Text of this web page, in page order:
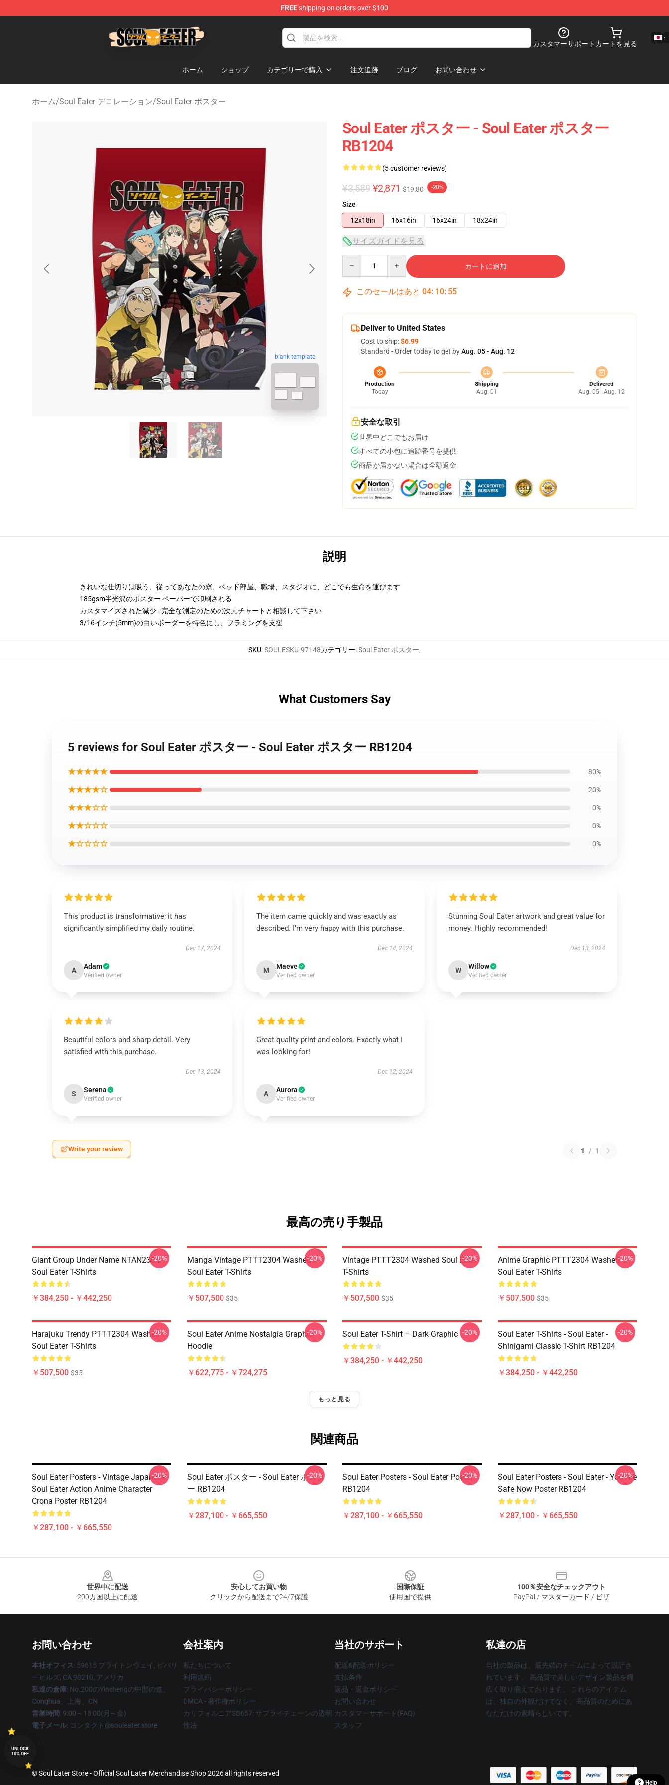
FREEshipping on orders over $100
カスタマーサポート カートを見る
ホーム ショップ カテゴリーで購入 注文追跡 ブログ お問い合わせ
ホーム/Soul Eater デコレーション/Soul Eater ポスター
blank template
Soul Eater ポスター - Soul Eater ポスター
RB1204
(5 customer reviews)
¥3,589 ¥2,871 $19.80 -20%
Size
12x18in
16x16in 16x24in 18x24in
サイズガイドを見る
カートに追加
このセールはあと 04: 10: 54
Deliver to United States
Cost to ship:$6.99
Standard - Order today to get byAug. 05 - Aug. 12
Production
Today
Shipping
Aug. 01
Delivered
Aug. 05 - Aug. 12
安全な取引
世界中どこでもお届け
すべての小包に追跡番号を提供
商品が届かない場合は全額返金
説明
きれいな仕切りは吸う、従ってあなたの寮、ベッド部屋、職場、スタジオに、どこでも生命を運びます
185gsm半光沢のポスター ペーパーで印刷される
カスタマイズされた減少 - 完全な測定のための次元チャートと相談して下さい
3/16インチ(5mm)の白いボーダーを特色にし、フラミングを支援
SKU:SOULESKU-97148カテゴリー:Soul Eater ポスター,
What Customers Say
5 reviews for Soul Eater ポスター - Soul Eater ポスター RB1204
★★★★★ 80%
★★★★☆ 20%
★★★☆☆ 0%
★★☆☆☆ 0%
★☆☆☆☆ 0%
This product is transformative; it has
significantly simplified my daily routine.
Dec 17, 2024
A Adam
Verified owner
The item came quickly and was exactly as
described. I’m very happy with this purchase.
Dec 14, 2024
M Maeve
Verified owner
Stunning Soul Eater artwork and great value for
money. Highly recommended!
Dec 13, 2024
W Willow
Verified owner
Beautiful colors and sharp detail. Very
satisfied with this purchase.
Dec 13, 2024
S Serena
Verified owner
Great quality print and colors. Exactly what I
was looking for!
Dec 12, 2024
A Aurora
Verified owner
Write your review 1 / 1
最高の売り手製品
Giant Group Under Name NTAN2304
Soul Eater T-Shirts
￥384,250 - ￥442,250
-20%
Manga Vintage PTTT2304 Washed
Soul Eater T-Shirts
￥507,500 $35
-20%
Vintage PTTT2304 Washed Soul Eater
T-Shirts
￥507,500 $35
-20%
Anime Graphic PTTT2304 Washed
Soul Eater T-Shirts
￥507,500 $35
-20%
Harajuku Trendy PTTT2304 Washed
Soul Eater T-Shirts
￥507,500 $35
-20%
Soul Eater Anime Nostalgia Graphic
Hoodie
￥622,775 - ￥724,275
-20% Soul Eater T-Shirt – Dark Graphic
￥384,250 - ￥442,250
-20%
Soul Eater T-Shirts - Soul Eater -
Shinigami Classic T-Shirt RB1204
￥384,250 - ￥442,250
-20%
もっと見る
関連商品
Soul Eater Posters - Vintage Japanese
Soul Eater Action Anime Character
Crona Poster RB1204
￥287,100 - ￥665,550
-20%
Soul Eater ポスター - Soul Eater ポスタ
ー RB1204
￥287,100 - ￥665,550
-20%
Soul Eater Posters - Soul Eater Poster
RB1204
￥287,100 - ￥665,550
-20%
Soul Eater Posters - Soul Eater - You Are
Safe Now Poster RB1204
￥287,100 - ￥665,550
-20%
世界中に配送
200カ国以上に配送
安心してお買い物
クリックから配送まで24/7保護
国際保証
使用国で提供
100％安全なチェックアウト
PayPal / マスターカード / ビザ
お問い合わせ
本社オフィス: 59615 ブライトンウェイ, ビバリ
ーヒルズ, CA 90210, アメリカ
私達の倉庫: No.200のYinchengの中間の道、
Conghua、上海、CN
営業時間: 9:00～18:00(月～金)
電子メール: コンタクト@souleater.store
会社案内
私たちについて
利用規約
プライバシーポリシー
DMCA - 著作権ポリシー
カリフォルニアSB657: サプライチェーンの透明
性法
当社のサポート
配送&配送ポリシー
支払条件
返品・返金ポリシー
お問い合わせ
カスタマーサポート(FAQ)
スタッフ
私達の店
当社の製品は、最先端のチームによって設計さ
れています。 高品質で美しいデザイン製品を幅
広く取り揃えております。 これらのアイテム
は、独自の外観だけでなく、高品質のためにあ
なただけの素晴らしいです。
© Soul Eater Store - Official Soul Eater Merchandise Shop 2026 all rights reserved
Help
UNLOCK
10% OFF